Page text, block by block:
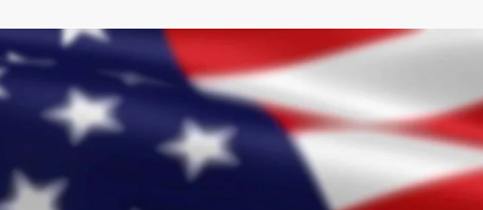
پاک‌ نژاد؛ از افت شدید
بازی با عزل و نصب‌ها
پیش‌بینی بورس امروز دوشنبه ۱۲ مرداد ماه